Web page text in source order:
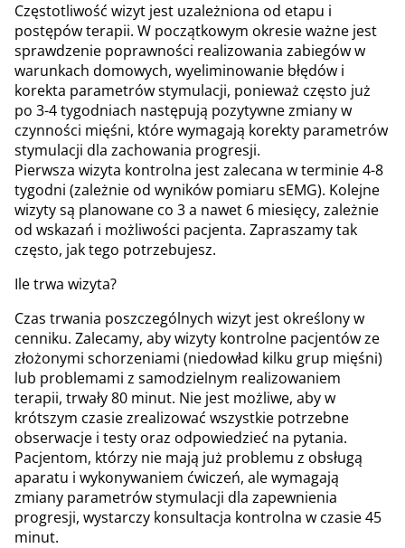
Częstotliwość wizyt jest uzależniona od etapu i
postępów terapii. W początkowym okresie ważne jest
sprawdzenie poprawności realizowania zabiegów w
warunkach domowych, wyeliminowanie błędów i
korekta parametrów stymulacji, ponieważ często już
po 3-4 tygodniach następują pozytywne zmiany w
czynności mięśni, które wymagają korekty parametrów
stymulacji dla zachowania progresji.
Pierwsza wizyta kontrolna jest zalecana w terminie 4-8
tygodni (zależnie od wyników pomiaru sEMG). Kolejne
wizyty są planowane co 3 a nawet 6 miesięcy, zależnie
od wskazań i możliwości pacjenta. Zapraszamy tak
często, jak tego potrzebujesz.
Ile trwa wizyta?
Czas trwania poszczególnych wizyt jest określony w
cenniku. Zalecamy, aby wizyty kontrolne pacjentów ze
złożonymi schorzeniami (niedowład kilku grup mięśni)
lub problemami z samodzielnym realizowaniem
terapii, trwały 80 minut. Nie jest możliwe, aby w
krótszym czasie zrealizować wszystkie potrzebne
obserwacje i testy oraz odpowiedzieć na pytania.
Pacjentom, którzy nie mają już problemu z obsługą
aparatu i wykonywaniem ćwiczeń, ale wymagają
zmiany parametrów stymulacji dla zapewnienia
progresji, wystarczy konsultacja kontrolna w czasie 45
minut.